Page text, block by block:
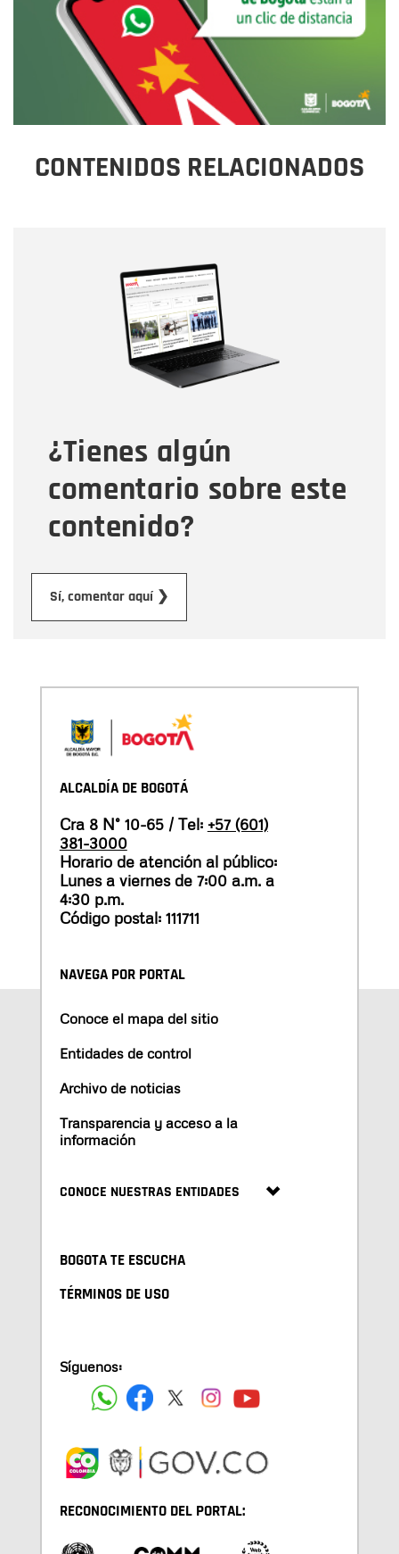
CONTENIDOS RELACIONADOS
¿Tienes algún
comentario sobre este
contenido?
Sí, comentar aquí ❯
Correo electrónico
Tipo de comentario
Mensaje
ALCALDÍA DE BOGOTÁ
Cra 8 N° 10-65 / Tel: +57 (601)
381-3000
Horario de atención al público:
Lunes a viernes de 7:00 a.m. a
4:30 p.m.
Código postal: 111711
NAVEGA POR PORTAL
Conoce el mapa del sitio
Entidades de control
Archivo de noticias
Transparencia y acceso a la
información
CONOCE NUESTRAS ENTIDADES
BOGOTA TE ESCUCHA
TÉRMINOS DE USO
Síguenos:
RECONOCIMIENTO DEL PORTAL: